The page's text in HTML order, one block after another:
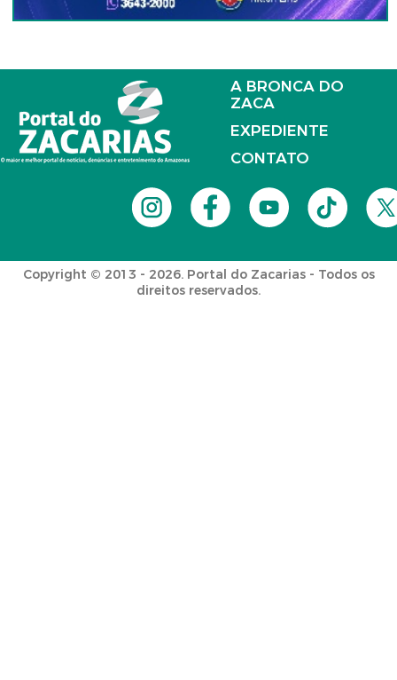
A BRONCA DO
ZACA
EXPEDIENTE
CONTATO
Copyright © 2013 - 2026. Portal do Zacarias - Todos os
direitos reservados.